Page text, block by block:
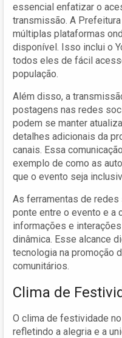
essencial enfatizar o
transmissão. A
múltiplas plataformas
disponível. Isso inclui o
todos eles de fácil
população.
Além disso, a
postagens nas redes
podem se manter
detalhes adicionais da
canais. Essa
exemplo de como as
que o evento seja
As ferramentas de
ponte entre o evento e a
informações e
dinâmica. Esse alcance
tecnologia na promoção
comunitários.
Clima de
O clima de festividade
refletindo a alegria e a